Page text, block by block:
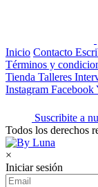
Inicio Contacto
Términos y
Tienda Talleres
Instagram Facebook
Suscribite a
Todos los derechos
×
Iniciar sesión